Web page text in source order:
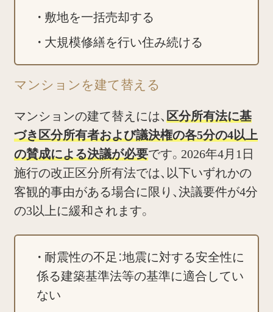
敷地を一括売却する
大規模修繕を行い住み続ける
マンションを建て替える
マンションの建て替えには、 区分所有法に基
づき区分所有者および議決権の各5分の4以上
の賛成による決議が必要です。2026年4月1日
施行の改正区分所有法では、以下いずれかの
客観的事由がある場合に限り、決議要件が4分
の3以上に緩和されます。
耐震性の不足：地震に対する安全性に
係る建築基準法等の基準に適合してい
ない